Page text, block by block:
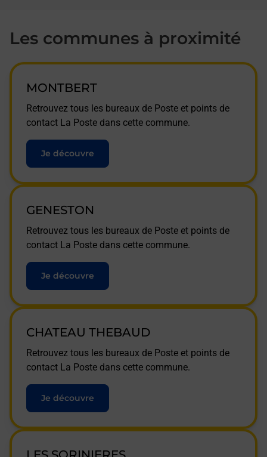
Les communes à proximité
MONTBERT
Retrouvez tous les bureaux de Poste et points de
contact La Poste dans cette commune.
Je découvre
GENESTON
Retrouvez tous les bureaux de Poste et points de
contact La Poste dans cette commune.
Je découvre
CHATEAU THEBAUD
Retrouvez tous les bureaux de Poste et points de
contact La Poste dans cette commune.
Je découvre